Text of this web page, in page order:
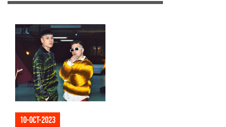
10-oct-2023